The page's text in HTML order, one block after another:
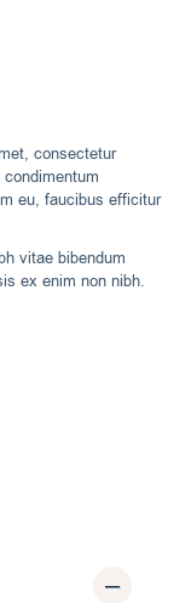
consectetur
eu, faucibus efficitur
vitae bibendum
ex enim non nibh.